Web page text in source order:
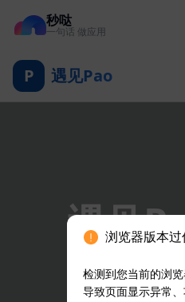
秒哒
一句话 做应用
浏览器版本
检测到您当前的浏
导致页面显示异常